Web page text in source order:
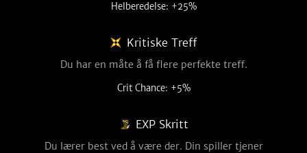
Helberedelse: +25%
Kritiske Treff
Du har en måte å få flere perfekte treff.
Crit Chance: +5%
EXP Skritt
Du lærer best ved å være der. Din spiller tjener